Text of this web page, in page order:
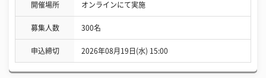
開催場所 オンラインにて実施
募集人数 300名
申込締切 2026年08月19日(水) 15:00